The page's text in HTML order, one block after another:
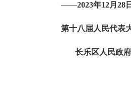
——2023年12月 28
第十八届人民代表
长乐区人民政